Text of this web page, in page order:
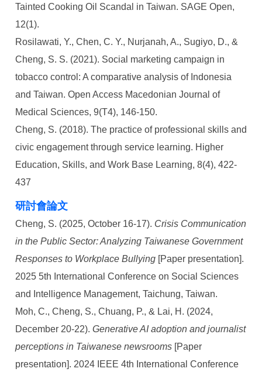
Tainted Cooking Oil Scandal in Taiwan. SAGE Open,
12(1).
Rosilawati, Y., Chen, C. Y., Nurjanah, A., Sugiyo, D., &
Cheng, S. S. (2021). Social marketing campaign in
tobacco control: A comparative analysis of Indonesia
and Taiwan. Open Access Macedonian Journal of
Medical Sciences, 9(T4), 146-150.
Cheng, S. (2018). The practice of professional skills and
civic engagement through service learning. Higher
Education, Skills, and Work Base Learning, 8(4), 422-
437
研討會論文
Cheng, S. (2025, October 16-17). Crisis Communication
in the Public Sector: Analyzing Taiwanese Government
Responses to Workplace Bullying [Paper presentation].
2025 5th International Conference on Social Sciences
and Intelligence Management, Taichung, Taiwan.
Moh, C., Cheng, S., Chuang, P., & Lai, H. (2024,
December 20-22). Generative AI adoption and journalist
perceptions in Taiwanese newsrooms[Paper
presentation]. 2024 IEEE 4th International Conference